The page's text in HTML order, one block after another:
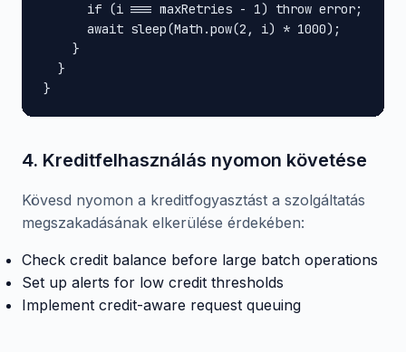
      if (i === maxRetries - 1) throw error;
      await sleep(Math.pow(2, i) * 1000);
    }
  }
}
4. Kreditfelhasználás nyomon követése
Kövesd nyomon a kreditfogyasztást a szolgáltatás
megszakadásának elkerülése érdekében:
Check credit balance before large batch operations
Set up alerts for low credit thresholds
Implement credit-aware request queuing